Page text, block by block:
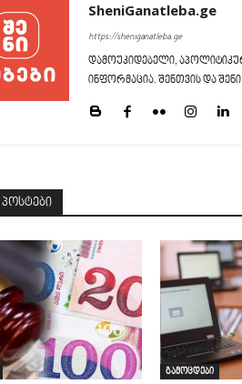
SheniGanatleba.ge
https://sheniganatleba.ge
დამოუკიდებელი,
ინფორმაცია. შენთვის და
პოსტები
გამოცდები